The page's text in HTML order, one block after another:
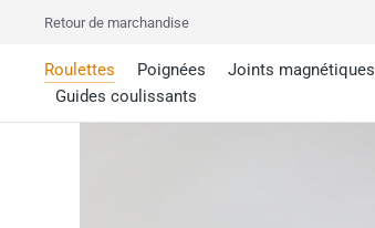
Retour de marchandise
Roulettes Poignées Joints magnétiques
Guides coulissants